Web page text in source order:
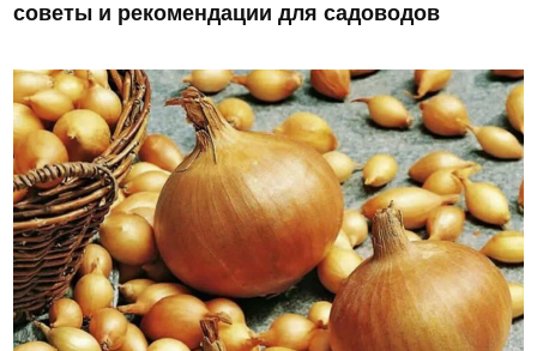
советы и рекомендации для садоводов